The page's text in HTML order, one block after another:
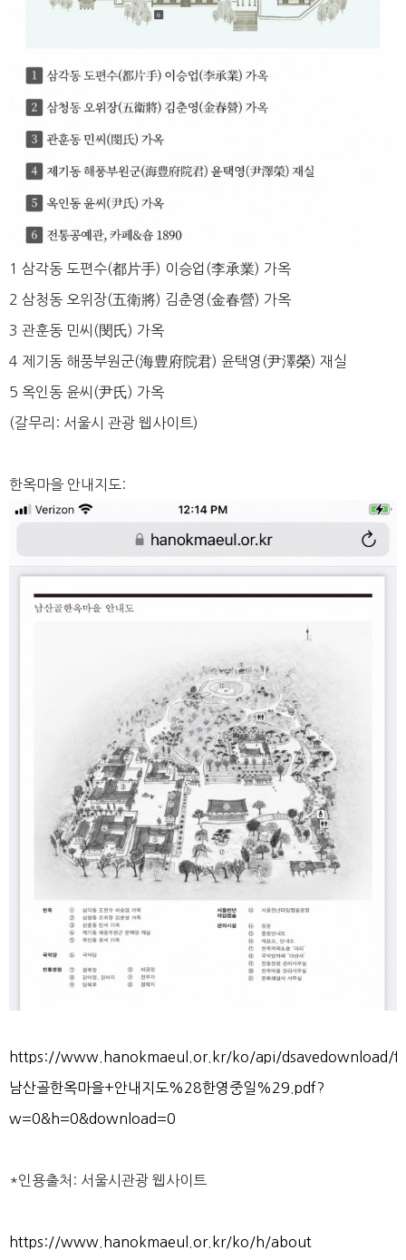
1 삼각동 도편수(都片手) 이승업(李承業) 가옥
2 삼청동 오위장(五衛將) 김춘영(金春營) 가옥
3 관훈동 민씨(閔氏) 가옥
4 제기동 해풍부원군(海豊府院君) 윤택영(尹澤榮) 재실
5 옥인동 윤씨(尹氏) 가옥
(갈무리: 서울시 관광 웹사이트)
한옥마을 안내지도:
https://www.hanokmaeul.or.kr/ko/api/dsavedownload/
남산골한옥마을+안내지도%28한영중일%29.pdf?
w=0&h=0&download=0
*인용출처: 서울시관광 웹사이트
https://www.hanokmaeul.or.kr/ko/h/about